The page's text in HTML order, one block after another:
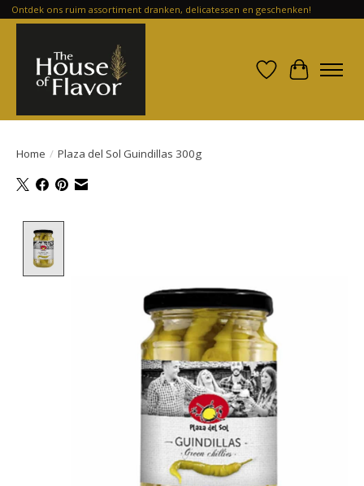
Ontdek ons ruim assortiment dranken, delicatessen en geschenken!
Verlanglijst
Home / Plaza del Sol Guindillas 300g